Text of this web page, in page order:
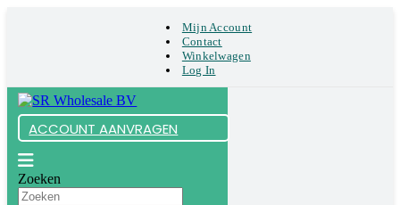
Mijn Account
Contact
Winkelwagen
Log In
ACCOUNT AANVRAGEN
Zoeken